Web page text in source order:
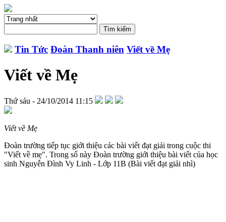
Tin Tức Đoàn Thanh niên Viết về Mẹ
Viết về Mẹ
Thứ sáu - 24/10/2014 11:15
Viết về Mẹ
Đoàn trường tiếp tục giới thiệu các bài viết đạt giải trong cuộc thi
"Viết về mẹ". Trong số này Đoàn trường giới thiệu bài viết của học
sinh Nguyễn Đình Vy Linh - Lớp 11B (Bài viết đạt giải nhì)